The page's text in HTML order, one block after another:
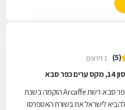
(5) 1 דירוגים
סבא
ארקפה סניף כפר סבא. רשת Arcaffe הוקמה בשנת
להביא לישראל את בשורת האספרסו